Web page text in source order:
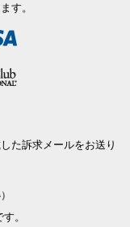
す。
た訴求メールをお送り
。